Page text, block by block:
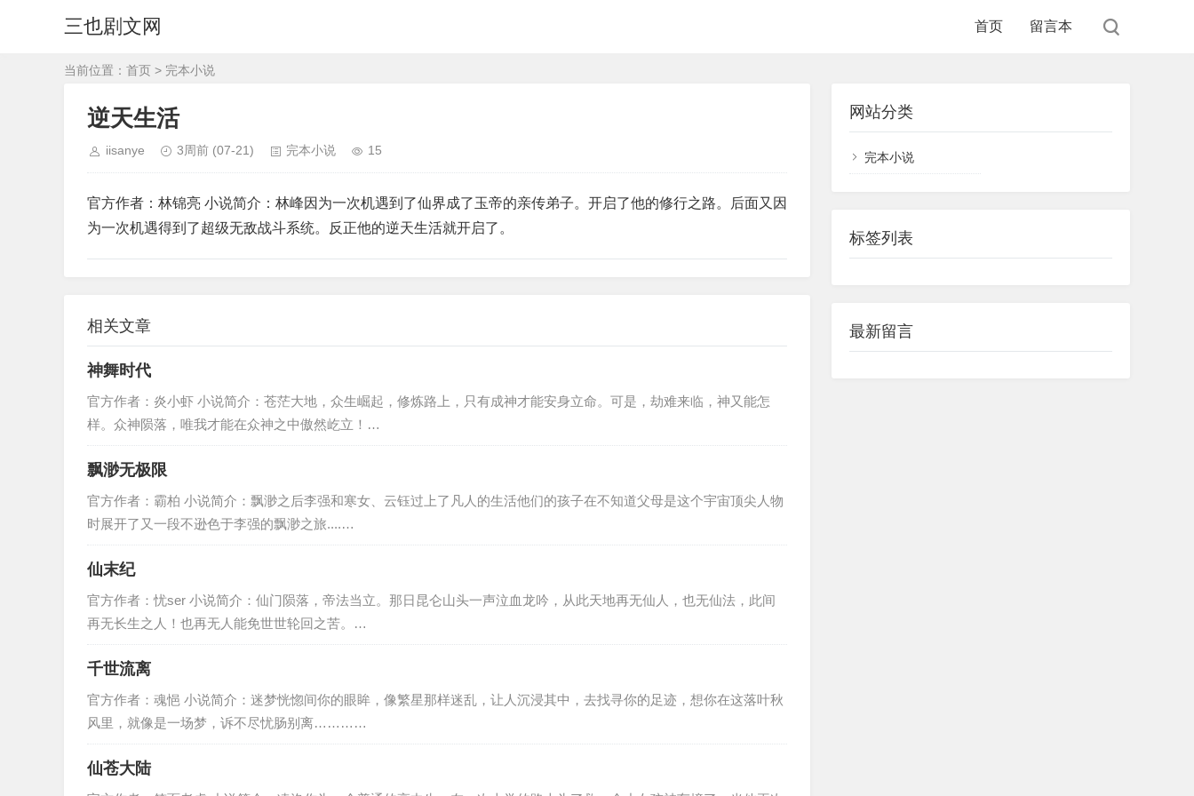
三也剧文网 首页 留言本
当前位置： 首页 > 完本小说
逆天生活
iisanye 3周前 (07-21) 完本小说 15
官方作者：林锦亮 小说简介：林峰因为一次机遇到了仙界成了玉帝的亲传弟子。开启了他的修行之路。后面又因
为一次机遇得到了超级无敌战斗系统。反正他的逆天生活就开启了。
相关文章
神舞时代
官方作者：炎小虾 小说简介：苍茫大地，众生崛起，修炼路上，只有成神才能安身立命。可是，劫难来临，神又能怎
样。众神陨落，唯我才能在众神之中傲然屹立！…
飘渺无极限
官方作者：霸柏 小说简介：飘渺之后李强和寒女、云钰过上了凡人的生活他们的孩子在不知道父母是这个宇宙顶尖人物
时展开了又一段不逊色于李强的飘渺之旅....…
仙末纪
官方作者：忧ser 小说简介：仙门陨落，帝法当立。那日昆仑山头一声泣血龙吟，从此天地再无仙人，也无仙法，此间
再无长生之人！也再无人能免世世轮回之苦。…
千世流离
官方作者：魂悒 小说简介：迷梦恍惚间你的眼眸，像繁星那样迷乱，让人沉浸其中，去找寻你的足迹，想你在这落叶秋
风里，就像是一场梦，诉不尽忧肠别离…………
仙苍大陆
网站分类
完本小说
标签列表
最新留言